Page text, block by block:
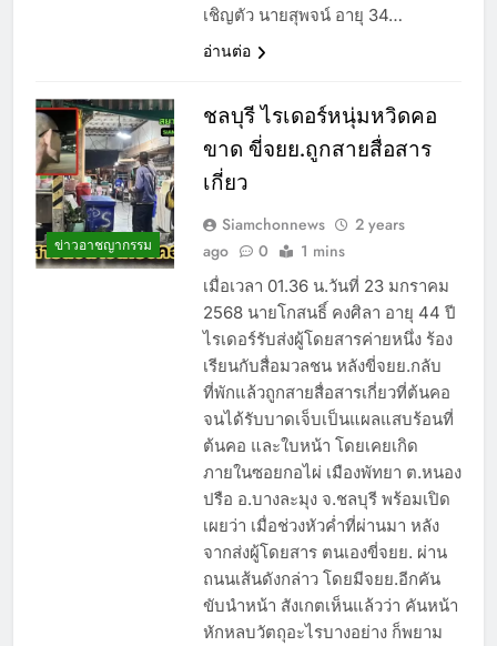
เชิญตัว นายสุพจน์ อายุ 34…
อ่านต่อ
ข่าวอาชญากรรม
ชลบุรี ไรเดอร์หนุ่มหวิดคอ
ขาด ขี่จยย.ถูกสายสื่อสาร
เกี่ยว
Siamchonnews
2 years
ago
0 1 mins
เมื่อเวลา 01.36 น.วันที่ 23 มกราคม
2568 นายโกสนธิ์ คงศิลา อายุ 44 ปี
ไรเดอร์รับส่งผู้โดยสารค่ายหนึ่ง ร้อง
เรียนกับสื่อมวลชน หลังขี่จยย.กลับ
ที่พักแล้วถูกสายสื่อสารเกี่ยวที่ต้นคอ
จนได้รับบาดเจ็บเป็นแผลแสบร้อนที่
ต้นคอ และใบหน้า โดยเคยเกิด
ภายในซอยกอไผ่ เมืองพัทยา ต.หนอง
ปรือ อ.บางละมุง จ.ชลบุรี พร้อมเปิด
เผยว่า เมื่อช่วงหัวค่ำที่ผ่านมา หลัง
จากส่งผู้โดยสาร ตนเองขี่จยย. ผ่าน
ถนนเส้นดังกล่าว โดยมีจยย.อีกคัน
ขับนำหน้า สังเกตเห็นแล้วว่า คันหน้า
หักหลบวัตถุอะไรบางอย่าง ก็พยาม